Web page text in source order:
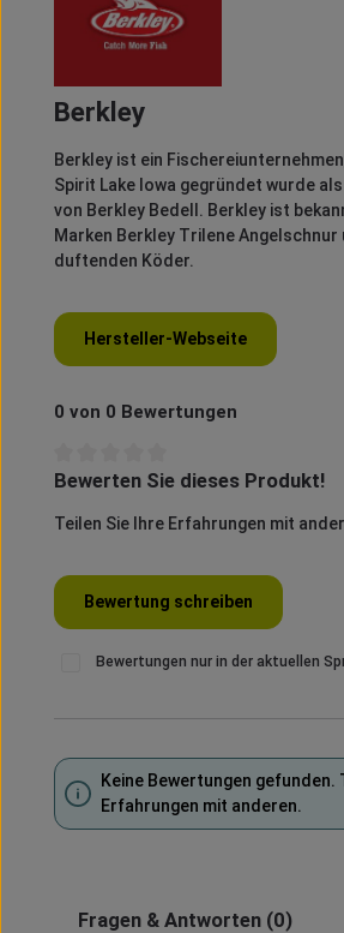
Berkley
Berkleyist ein
Spirit Lake Iowa gegründet wurde als
von Berkley Bedell . Berkleyist
Marken Berkley TrileneAngelschnur
duftenden Köder.
Hersteller-Webseite
0 von 0 Bewertungen
Durchschnittliche Bewertung von 0
Bewerten Sie dieses Produkt!
Teilen Sie Ihre Erfahrungen mit
Bewertung schreiben
Bewertungen nur in der aktuellen
Keine Bewertungen gefunden.
Erfahrungen mit anderen.
Fragen & Antworten(0)